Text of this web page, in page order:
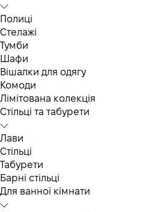
Полиці
Стелажі
Тумби
Шафи
Вішалки для одягу
Комоди
Лімітована колекція
Стільці та табурети
Лави
Стільці
Табурети
Барні стільці
Для ванної кімнати